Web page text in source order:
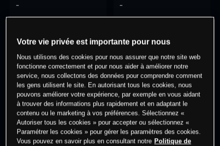
- -
0 % des clients ont une position à
cet actif
Commencez à trader
Votre vie privée est importante pour nous
Nous utilisons des cookies pour nous assurer que notre site web
fonctionne correctement et pour nous aider à améliorer notre
service, nous collectons des données pour comprendre comment
les gens utilisent le site. En autorisant tous les cookies, nous
pouvons améliorer votre expérience, par exemple en vous aidant
à trouver des informations plus rapidement et en adaptant le
contenu ou le marketing à vos préférences. Sélectionnez «
Autoriser tous les cookies » pour accepter ou sélectionnez «
Paramétrer les cookies » pour gérer les paramètres des cookies.
Vous pouvez en savoir plus en consultant notre Politique de